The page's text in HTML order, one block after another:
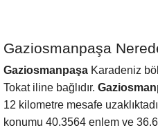
Gaziosmanpaşa
Gaziosmanpaşa Karadeniz
Tokat iline bağlıdır.
12 kilometre mesafe
konumu 40.3564 enlem ve